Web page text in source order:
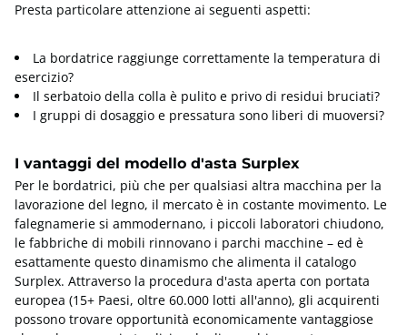
Presta particolare attenzione ai seguenti aspetti:
La bordatrice raggiunge correttamente la temperatura di
esercizio?
Il serbatoio della colla è pulito e privo di residui bruciati?
I gruppi di dosaggio e pressatura sono liberi di muoversi?
I vantaggi del modello d'asta Surplex
Per le bordatrici, più che per qualsiasi altra macchina per la
lavorazione del legno, il mercato è in costante movimento. Le
falegnamerie si ammodernano, i piccoli laboratori chiudono,
le fabbriche di mobili rinnovano i parchi macchine – ed è
esattamente questo dinamismo che alimenta il catalogo
Surplex. Attraverso la procedura d'asta aperta con portata
europea (15+ Paesi, oltre 60.000 lotti all'anno), gli acquirenti
possono trovare opportunità economicamente vantaggiose